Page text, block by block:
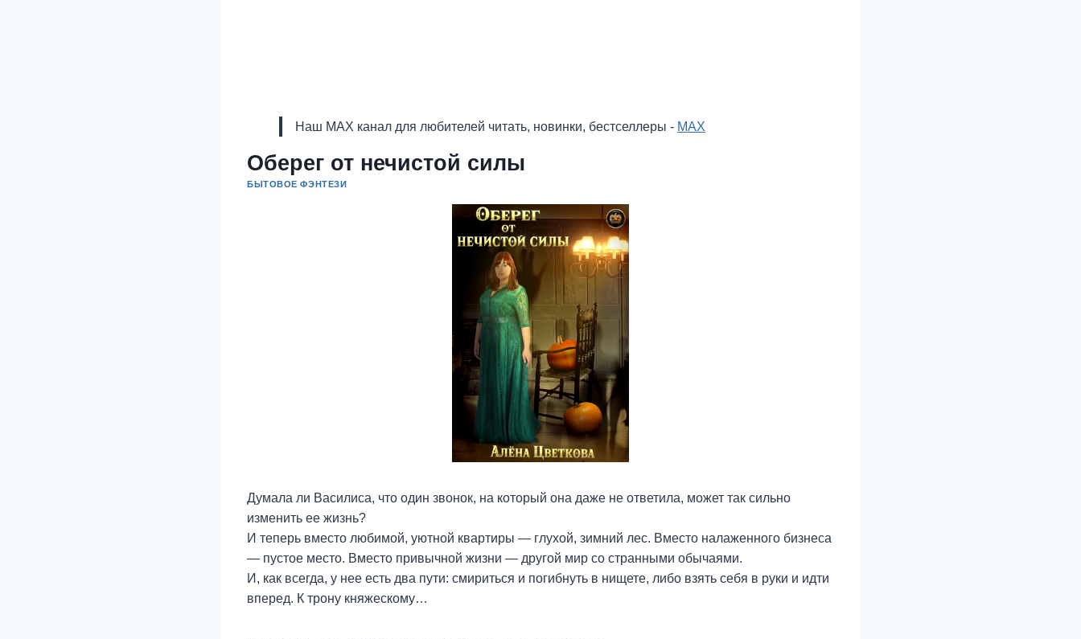
Наш MAX канал для любителей читать, новинки, бестселлеры - MAX
Оберег от нечистой силы
БЫТОВОЕ ФЭНТЕЗИ
Думала ли Василиса, что один звонок, на который она даже не ответила, может так сильно
изменить ее жизнь?
И теперь вместо любимой, уютной квартиры — глухой, зимний лес. Вместо налаженного бизнеса
— пустое место. Вместо привычной жизни — другой мир со странными обычаями.
И, как всегда, у нее есть два пути: смириться и погибнуть в нищете, либо взять себя в руки и идти
вперед. К трону княжескому…